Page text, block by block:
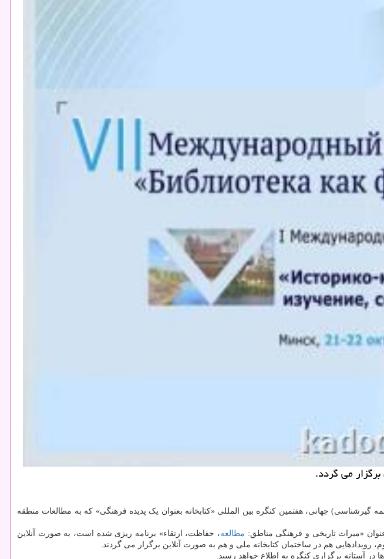
می گردد.
گیرشناسی) جهانی، هفتمین کنگره بین المللی «کتابخانه بعنوان یک پدیده فرهنگی» که به مطالعات منطقه
«میراث تاریخی و فرهنگی مناطق: مطالعه، حفاظت، ارتقاء» برنامه ریزی شده است، به صورت آنلاین
رویدادهایی هم در ساختمان کتابخانه ملی و هم به صورت آنلاین برگزار می گردند.
در آستانه برگزاری کنگره به اطلاع خواهد رسید.